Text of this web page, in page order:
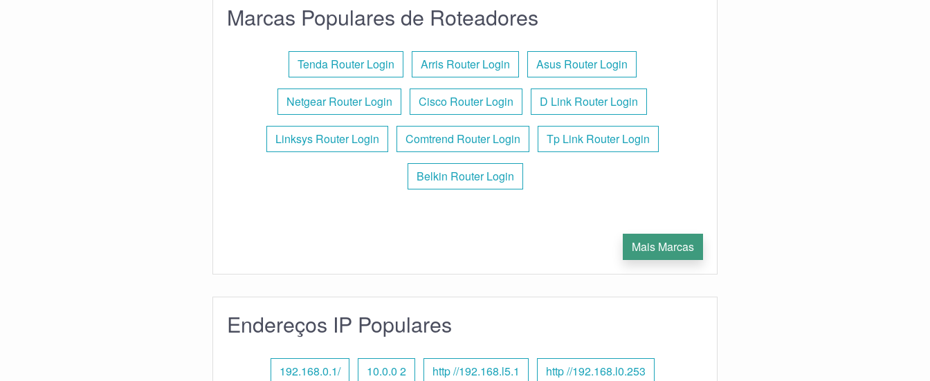
Marcas Populares de Roteadores
Tenda Router Login Arris Router Login Asus Router Login
Netgear Router Login Cisco Router Login D Link Router Login
Linksys Router Login Comtrend Router Login Tp Link Router Login
Belkin Router Login
Mais Marcas
Endereços IP Populares
192.168.0.1/ 10.0.0 2 http //192.168.l5.1 http //192.168.l0.253